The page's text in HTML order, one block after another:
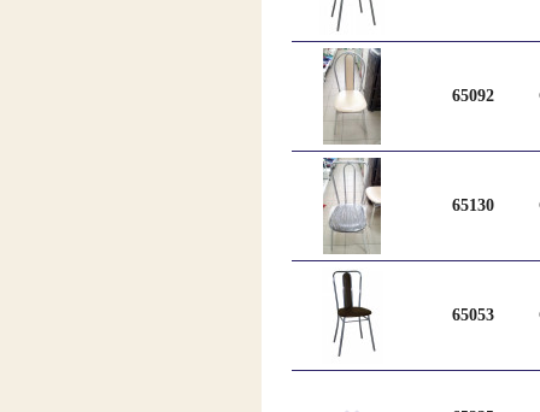
65092
65130
65053